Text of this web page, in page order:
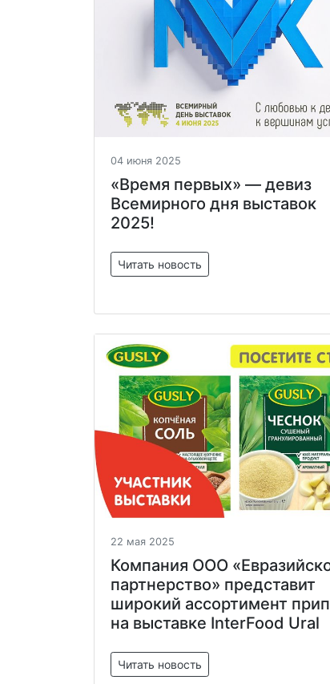
04 июня 2025
«Время первых» — девиз
Всемирного дня выставок
2025!
Читать новость
22 мая 2025
Компания ООО
партнерство» представит
широкий ассортимент
на выставке InterFood Ural
Читать новость